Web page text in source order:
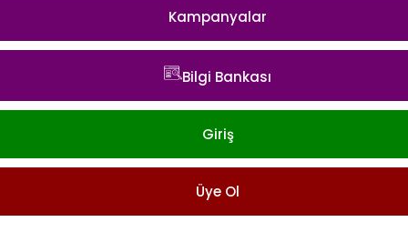
Kampanyalar
Bilgi Bankası
Giriş
Üye Ol